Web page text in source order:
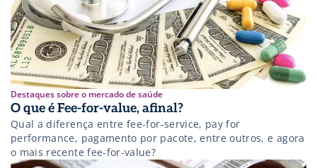
Destaques sobre o mercado de saúde
O que é Fee-for-value, afinal?
Qual a diferença entre fee-for-service, pay for
performance, pagamento por pacote, entre outros, e agora
o mais recente fee-for-value?